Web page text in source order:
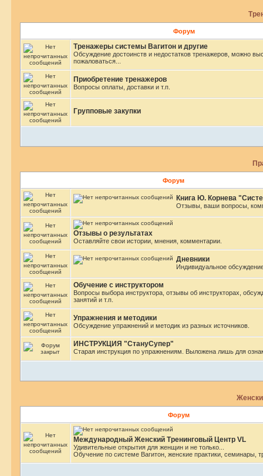
Форум
Тренажеры системы Вагитон и другие
Обсуждение достоинств и недостатков тренажеров, можно
пожаловаться...
Приобретение тренажеров
Вопросы оплаты, доставки и т.п.
Групповые закупки
Форум
Книга Ю. Корнева
Отзывы, ваши вопросы,
Отзывы о результатах
Оставляйте свои истории, мнения, комментарии.
Дневники
Индивидуальное
Обучение с инструктором
Вопросы выбора инструктора, отзывы об инструкторах,
занятий и т.п.
Упражнения и методики
Обсуждение упражнений и методик из разных источников.
ИНСТРУКЦИЯ "СтануСупер"
Старая инструкция по упражнениям. Выложена лишь для
Форум
Международный Женский Тренинговый Центр VL
Удивительные открытия для женщин и не только...
Обучение по системе Вагитон, женские практики, семинары,